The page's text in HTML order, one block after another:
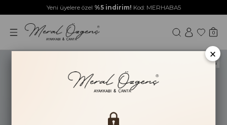
Yeni üyelere özel %5 indirim! Kod: MERHABA5
0
Yeni Ürün
×